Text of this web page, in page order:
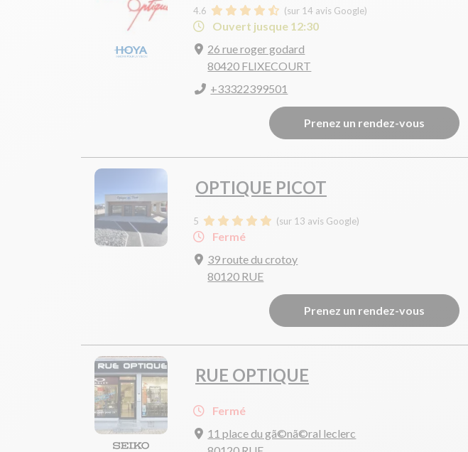
4.6 (sur 14 avis Google)
Ouvert jusque 12:30
26 rue roger godard
80420 FLIXECOURT
+33322399501
Prenez un rendez-vous
OPTIQUE PICOT
5 (sur 13 avis Google)
Fermé
39 route du crotoy
80120 RUE
Prenez un rendez-vous
RUE OPTIQUE
Fermé
11 place du gã©nã©ral leclerc